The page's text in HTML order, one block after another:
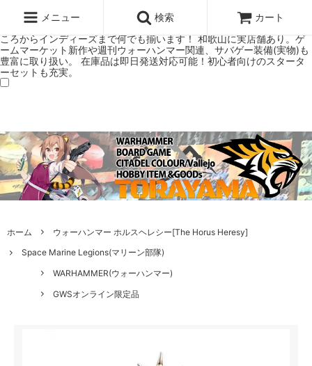
ミアムショップTORAYAMA。通販・オンラインショップです！ ウォー
ハンマーとボードゲームのことなら当店へ！ボードゲームもメジャーど
ころからインディーズまで何でも揃います！ 和歌山に実店舗あり。ゲ
ームマーケット新作や週刊ウォーハンマー関連、サバゲー装備(実物)も
豊富に取り扱い。 在庫品は即日発送対応可能！初心者向けのスタータ
ーセットも充実。
メニュー 検索 カート
ホーム
ウォーハンマー ホルスヘレシー[The Horus Heresy]
Space Marine Legions(マリーン部隊)
WARHAMMER(ウォーハンマー)
GWSオンライン限定品